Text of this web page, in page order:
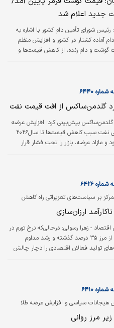
جدید اعلام شد
رئیس شورای تأمین دام کشور با اشاره به
آماده کشتار در کشور و افزایش منظم
گوشت و دام زنده، از کاهش قیمت‌ها و
۶۴۴۰
گلدمن‌ساکس از افت قیمت نفت
گلدمن‌ساکس پیش‌بینی کرد؛ افزایش عرضه
جهانی نفت سبب کاهش قیمت‌ها تا سال‌۲۰۲۶
و مازاد عرضه، بازار را تحت فشار قرار
می‌کند، پیش‌بینی کرد؛ قیمت نفت تا
بر سیاست‌های تعزیراتی راه‌ کاهش
نیست؟
شماره ۶۴۲۶
ناکارآمد ارزان‌سازی
اقتصاد - زهرا رسولی: درحالی‌که نرخ تورم در
کشور از مرز ۳۵ درصد گذشته و رشد مداوم
تولید فعالان اقتصادی را دچار چالش
اجرا شده، اما نه تنها موجب مهار
نشده بلکه در بسیاری از موارد، به کاهش
و شکل‌گیری بازارهای غیررسمی منجر شده
هیجانات سیاسی و افزایش عرضه طلا
را به بازار بازگرداند؛
۶۴۱۰
زیر مرز روانی